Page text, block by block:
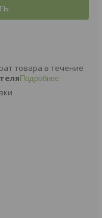
товара в течение
Подробнее